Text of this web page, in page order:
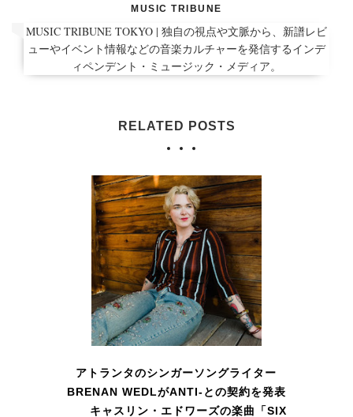
MUSIC TRIBUNE
MUSIC TRIBUNE TOKYO | 独自の視点や文脈から、新譜レビ
ューやイベント情報などの音楽カルチャーを発信するインデ
ィペンデント・ミュージック・メディア。
RELATED POSTS
アトランタのシンガーソングライター
BRENAN WEDLがANTI-との契約を発表
キャスリン・エドワーズの楽曲「SIX